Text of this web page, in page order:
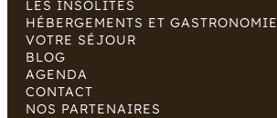
LES INSOLITES
HÉBERGEMENTS ET GASTRONOMIE
VOTRE SÉJOUR
BLOG
AGENDA
CONTACT
NOS PARTENAIRES